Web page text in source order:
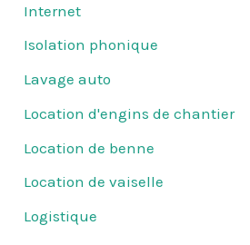
Internet
Isolation phonique
Lavage auto
Location d'engins de chantier
Location de benne
Location de vaiselle
Logistique